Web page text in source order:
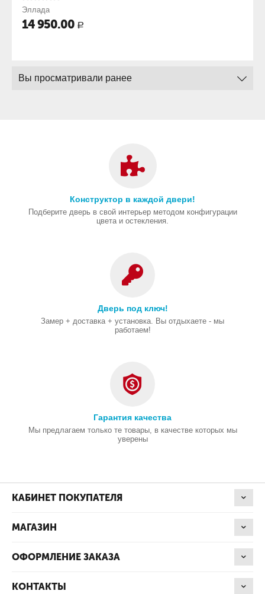
Эллада
14 950.00 Р
Вы просматривали ранее
Конструктор в каждой двери!
Подберите дверь в свой интерьер методом конфигурации
цвета и остекления.
Дверь под ключ!
Замер + доставка + установка. Вы отдыхаете - мы
работаем!
Гарантия качества
Мы предлагаем только те товары, в качестве которых мы
уверены
КАБИНЕТ ПОКУПАТЕЛЯ
МАГАЗИН
ОФОРМЛЕНИЕ ЗАКАЗА
КОНТАКТЫ